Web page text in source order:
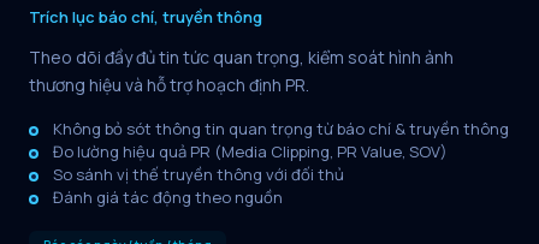
Trích lục báo chí, truyền thông
Theo dõi đầy đủ tin tức quan trọng, kiểm soát hình ảnh
thương hiệu và hỗ trợ hoạch định PR.
Không bỏ sót thông tin quan trọng từ báo chí & truyền thông
Đo lường hiệu quả PR (Media Clipping, PR Value, SOV)
So sánh vị thế truyền thông với đối thủ
Đánh giá tác động theo nguồn